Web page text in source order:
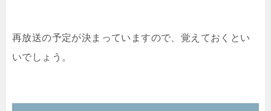
再放送の予定が決まっていますので、覚えておくとい
いでしょう。